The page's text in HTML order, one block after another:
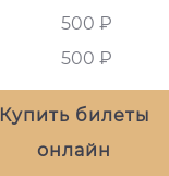
500 ₽
500 ₽
Купить билеты
онлайн